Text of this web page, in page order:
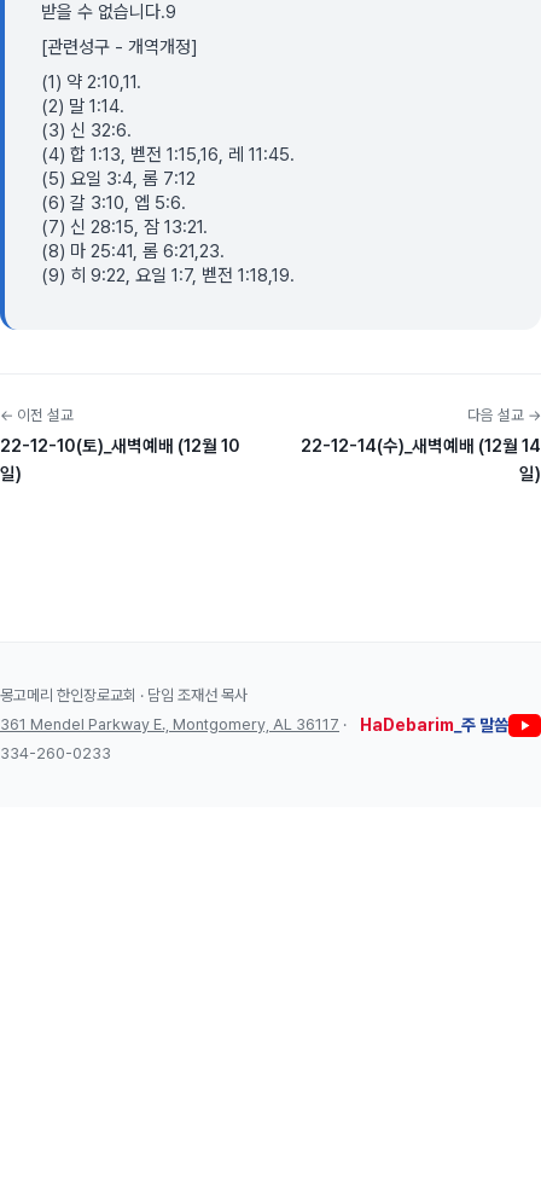
받을 수 없습니다.9
[관련성구 - 개역개정]
(1) 약 2:10,11.
(2) 말 1:14.
(3) 신 32:6.
(4) 합 1:13, 벧전 1:15,16, 레 11:45.
(5) 요일 3:4, 롬 7:12
(6) 갈 3:10, 엡 5:6.
(7) 신 28:15, 잠 13:21.
(8) 마 25:41, 롬 6:21,23.
(9) 히 9:22, 요일 1:7, 벧전 1:18,19.
← 이전 설교
22-12-10(토)_새벽예배 (12월 10
일)
다음 설교 →
22-12-14(수)_새벽예배 (12월 14
일)
몽고메리 한인장로교회 · 담임 조재선 목사
361 Mendel Parkway E., Montgomery, AL 36117 ·
334-260-0233
HaDebarim _주 말씀